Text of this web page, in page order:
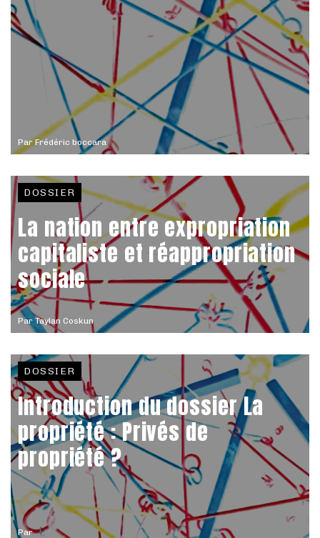
ParFrédéric boccara
Par Taylan Coskun
DOSSIER
La nation entre expropriation
capitaliste et réappropriation
sociale
Par
DOSSIER
Introduction du dossier La
propriété : Privés de
propriété ?